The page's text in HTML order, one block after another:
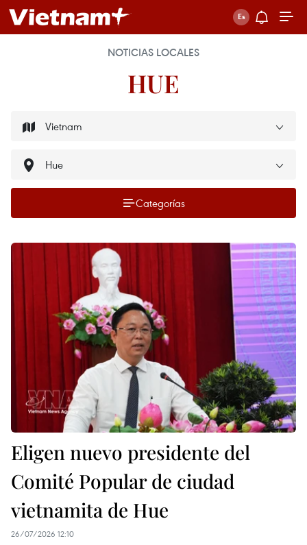
NOTICIAS LOCALES
HUE
Categorías
Eligen nuevo presidente del
Comité Popular de ciudad
vietnamita de Hue
26/07/2026 12:10